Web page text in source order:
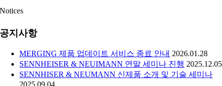
Notices
공지사항
MERGING 제품 업데이트 서비스 종료 안내 2026.01.28
SENNHEISER & NEUIMANN 연말 세미나 진행 2025.12.05
SENNHISER & NEUMANN 신제품 소개 및 기술 세미나